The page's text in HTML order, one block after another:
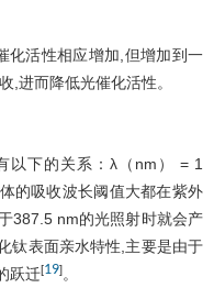
化活性相应增加,但增加到一
,进而降低光催化活性。
以下的关系：λ（nm） = 1
的吸收波长阈值大都在紫外
387.5 nm的光照射时就会产
钛表面亲水特性,主要是由于
跃迁[19]。